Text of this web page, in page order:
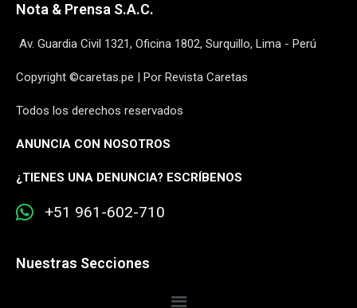
Nota & Prensa S.A.C.
Av. Guardia Civil 1321, Oficina 1802, Surquillo, Lima - Perú
Copyright ©caretas.pe | Por Revista Caretas
Todos los derechos reservados
ANUNCIA CON NOSOTROS
¿TIENES UNA DENUNCIA? ESCRÍBENOS
+51 961-602-710
Nuestras Secciones